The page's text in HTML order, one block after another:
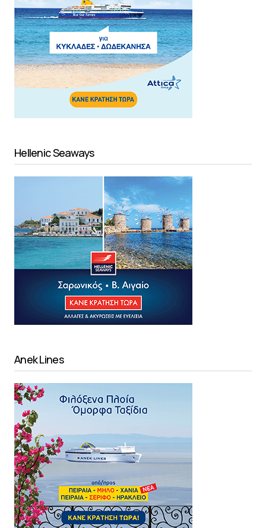
Hellenic Seaways
Anek Lines